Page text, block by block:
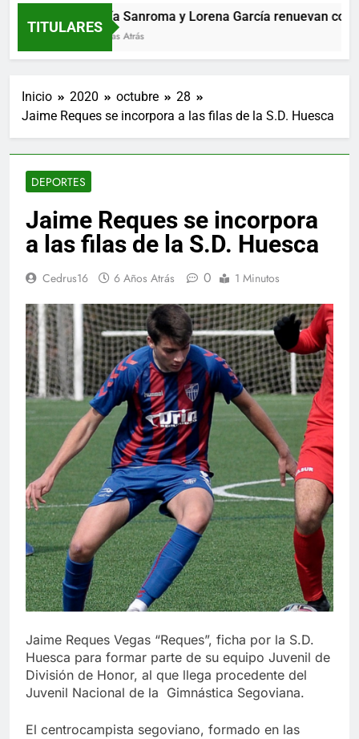
TITULARES
María Sanroma y Lorena García renuevan con
3 Horas Atrás
Inicio 2020 octubre
28
Jaime Reques se incorpora a las filas de la S.D. Huesca
DEPORTES
Jaime Reques se incorpora
a las filas de la S.D. Huesca
Cedrus16 6 Años Atrás 0 1 Minutos
Jaime Reques Vegas “Reques”, ficha por la S.D.
Huesca para formar parte de su equipo Juvenil de
División de Honor, al que llega procedente del
Juvenil Nacional de la Gimnástica Segoviana.
El centrocampista segoviano, formado en las